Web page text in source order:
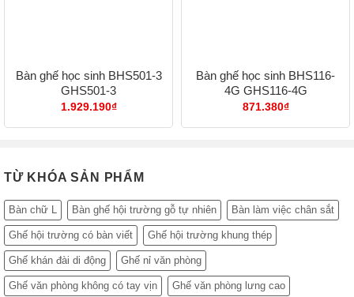
Bàn ghế học sinh BHS501-3
GHS501-3
1.929.190₫
Bàn ghế học sinh BHS116-
4G GHS116-4G
871.380₫
TỪ KHÓA SẢN PHẨM
Bàn chữ L Bàn ghế hội trường gỗ tự nhiên Bàn làm việc chân sắt
Ghế hội trường có bàn viết Ghế hội trường khung thép
Ghế khán đài di động Ghế nỉ văn phòng
Ghế văn phòng không có tay vịn Ghế văn phòng lưng cao